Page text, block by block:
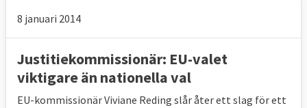
8 januari 2014
Justitiekommissionär: EU-valet
viktigare än nationella val
EU-kommissionär Viviane Reding slår åter ett slag för ett